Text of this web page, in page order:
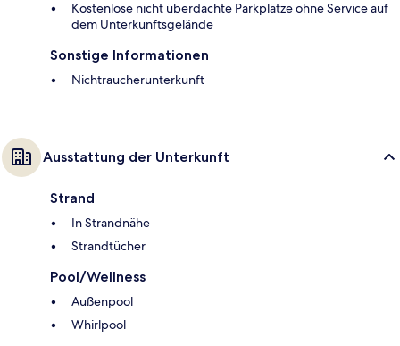
Kostenlose nicht überdachte Parkplätze ohne Service auf
dem Unterkunftsgelände
Sonstige Informationen
Nichtraucherunterkunft
Ausstattung der Unterkunft
Strand
In Strandnähe
Strandtücher
Pool/Wellness
Außenpool
Whirlpool